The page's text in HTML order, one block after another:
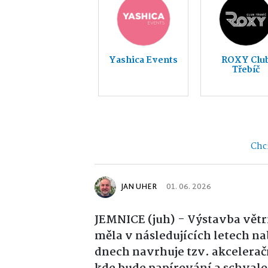
Yashica Events ROXY
Třebíč
JAN UHER 01. 06. 2026
JEMNICE (juh) - Výstavba
měla v následujících letech
dnech navrhuje tzv.